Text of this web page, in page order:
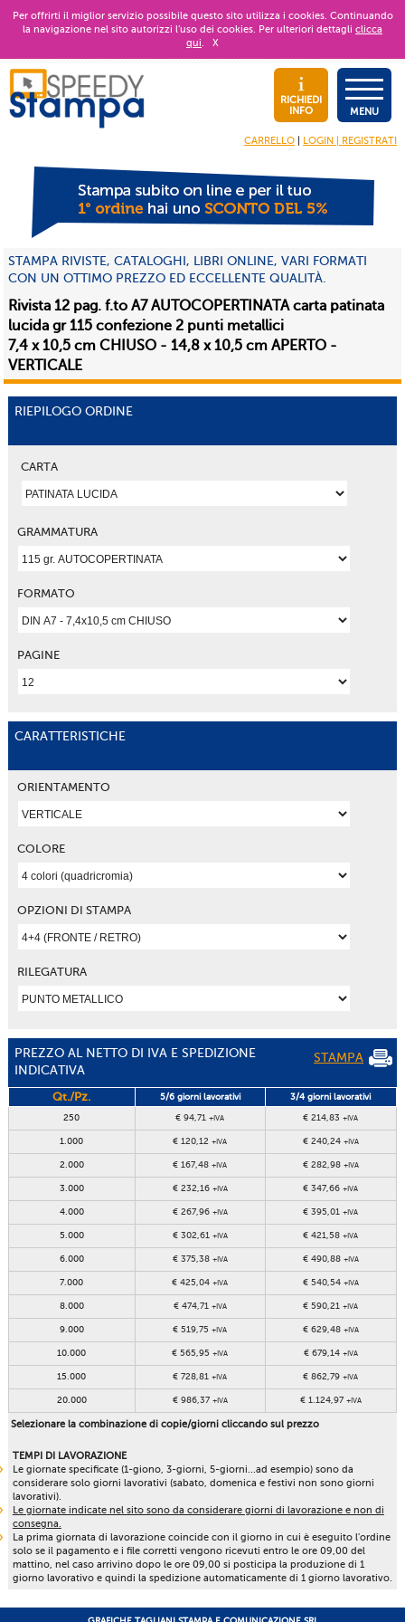
Per offrirti il miglior servizio possibile questo sito utilizza i cookies. Continuando
la navigazione nel sito autorizzi l’uso dei cookies. Per ulteriori dettagli clicca
qui. X
RICHIEDI
INFO
MENU
CARRELLO LOGIN | REGISTRATI
STAMPA RIVISTE, CATALOGHI, LIBRI ONLINE, VARI FORMATI
CON UN OTTIMO PREZZO ED ECCELLENTE QUALITÀ.
Rivista 12 pag. f.to A7 AUTOCOPERTINATA carta patinata
lucida gr 115 confezione 2 punti metallici
7,4 x 10,5 cm CHIUSO - 14,8 x 10,5 cm APERTO -
VERTICALE
RIEPILOGO ORDINE
CARTA
GRAMMATURA
FORMATO
PAGINE
CARATTERISTICHE
ORIENTAMENTO
COLORE
OPZIONI DI STAMPA
RILEGATURA
PREZZO AL NETTO DI IVA E SPEDIZIONE
INDICATIVA
STAMPA
Qt./Pz. 5/6 giorni lavorativi 3/4 giorni lavorativi
250 € 94,71+IVA € 214,83+IVA
1.000 € 120,12+IVA € 240,24 +IVA
2.000 € 167,48+IVA € 282,98 +IVA
3.000 € 232,16 +IVA € 347,66+IVA
4.000 € 267,96 +IVA € 395,01+IVA
5.000 € 302,61 +IVA € 421,58+IVA
6.000 € 375,38 +IVA € 490,88 +IVA
7.000 € 425,04+IVA € 540,54 +IVA
8.000 € 474,71 +IVA € 590,21+IVA
9.000 € 519,75+IVA € 629,48 +IVA
10.000 € 565,95+IVA € 679,14 +IVA
15.000 € 728,81+IVA € 862,79+IVA
20.000 € 986,37 +IVA € 1.124,97 +IVA
Selezionare la combinazione di copie/giorni cliccando sul prezzo
TEMPI DI LAVORAZIONE
Le giornate specificate (1-giono, 3-giorni, 5-giorni...ad esempio) sono da
considerare solo giorni lavorativi (sabato, domenica e festivi non sono giorni
lavorativi).
Le giornate indicate nel sito sono da considerare giorni di lavorazione e non di
consegna.
La prima giornata di lavorazione coincide con il giorno in cui è eseguito l'ordine
solo se il pagamento e i file corretti vengono ricevuti entro le ore 09,00 del
mattino, nel caso arrivino dopo le ore 09,00 si posticipa la produzione di 1
giorno lavorativo e quindi la spedizione automaticamente di 1 giorno lavorativo.